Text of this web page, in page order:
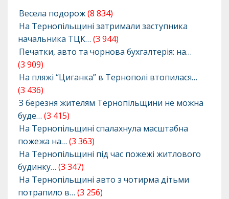
Весела подорож(8 834)
На Тернопільщині затримали заступника
начальника ТЦК… (3 944)
Печатки, авто та чорнова бухгалтерія: на…
(3 909)
На пляжі “Циганка” в Тернополі втопилася…
(3 436)
З березня жителям Тернопільщини не можна
буде… (3 415)
На Тернопільщині спалахнула масштабна
пожежа на… (3 363)
На Тернопільщині під час пожежі житлового
будинку… (3 347)
На Тернопільщині авто з чотирма дітьми
потрапило в… (3 256)